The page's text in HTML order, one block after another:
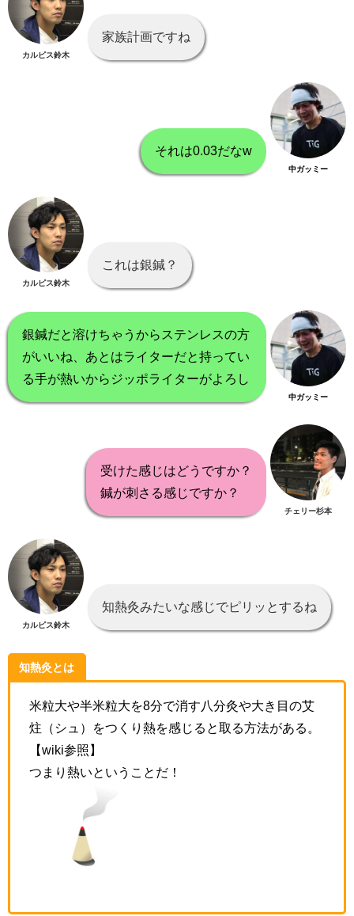
カルピス鈴木
家族計画ですね
それは0.03だなw
中ガッミー
カルピス鈴木
これは銀鍼？
銀鍼だと溶けちゃうからステンレスの方
がいいね、あとはライターだと持ってい
る手が熱いからジッポライターがよろし
中ガッミー
受けた感じはどうですか？
鍼が刺さる感じですか？
チェリー杉本
カルピス鈴木
知熱灸みたいな感じでピリッとするね
知熱灸とは
米粒大や半米粒大を8分で消す八分灸や大き目の艾
炷（シュ）をつくり熱を感じると取る方法がある。
【wiki参照】
つまり熱いということだ！